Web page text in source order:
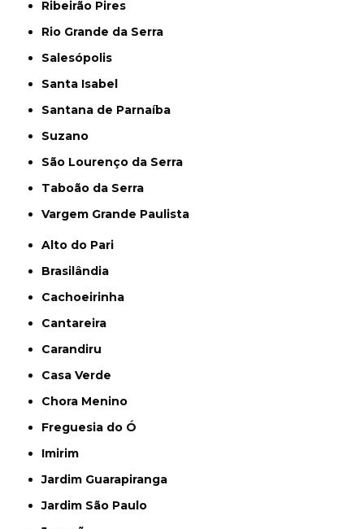
Ribeirão Pires
Rio Grande da Serra
Salesópolis
Santa Isabel
Santana de Parnaíba
Suzano
São Lourenço da Serra
Taboão da Serra
Vargem Grande Paulista
Alto do Pari
Brasilândia
Cachoeirinha
Cantareira
Carandiru
Casa Verde
Chora Menino
Freguesia do Ó
Imirim
Jardim Guarapiranga
Jardim São Paulo